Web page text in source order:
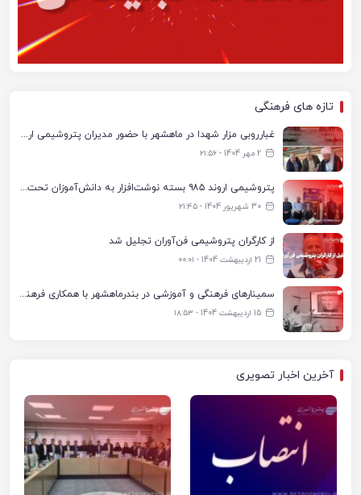
تازه های فرهنگی
غبارروبی مزار شهدا در ماهشهر با حضور مدیران پتروشیمی اروند و مسئولان شهری
2 مهر 1404 - ۲۱:۵۶
پتروشیمی اروند ۹۸۵ بسته نوشت‌افزار به دانش‌آموزان تحت پوشش کمیته امداد بندرماهشهر اهدا کرد
30 شهریور 1404 - ۲۱:۴۵
از کارگران پتروشیمی فن‌آوران تجلیل شد
21 اردیبهشت 1404 - ۰۰:۰۱
سمینارهای فرهنگی و آموزشی در بندرماهشهر با همکاری فرهنگ‌سرای پتروشیمی مارون
15 اردیبهشت 1404 - ۱۸:۵۳
آخرین اخبار تصویری